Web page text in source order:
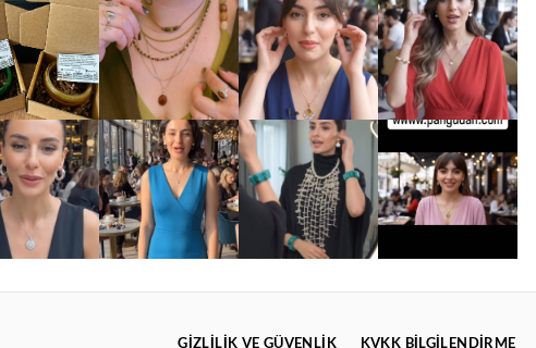
GIZLILIK VE GÜVENLIK KVKK BİLGİLENDİRME